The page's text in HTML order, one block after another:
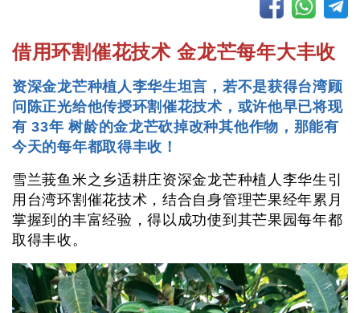
借用环割催花技术 金龙芒每年大丰收
资深金龙芒种植人李华生坦言，若不是获得台湾顾
问陈正光给他传授环割催花技术，或许他早已将现
有 33年 树龄的金龙芒砍掉改种其他作物，那能有
今天的每年都取得丰收！
雪兰莪鱼米之乡适耕庄资深金龙芒种植人李华生引
用台湾环割催花技术，结合自身管理芒果经年累月
掌握到的丰富经验，得以成功使到其芒果园每年都
取得丰收。